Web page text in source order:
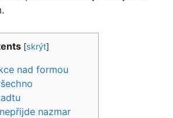
[skrýt]
nad formou
nazmar